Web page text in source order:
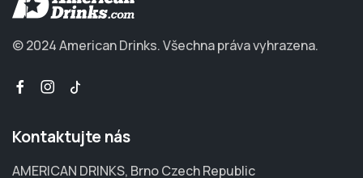
© 2024 American Drinks.Všechna práva vyhrazena.
Kontaktujte nás
AMERICAN DRINKS, Brno Czech Republic